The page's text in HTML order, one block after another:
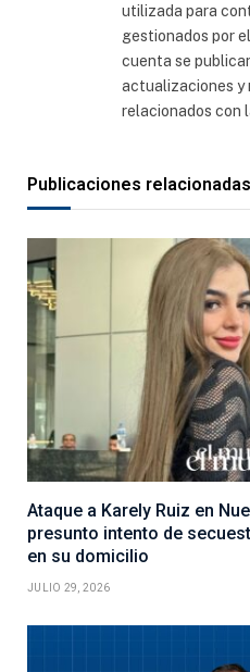
utilizada para
gestionados por
cuenta se
actualizaciones y
relacionados con
Publicaciones relacionadas
Ataque a Karely Ruiz en
presunto intento de
en su domicilio
JULIO 29, 2026